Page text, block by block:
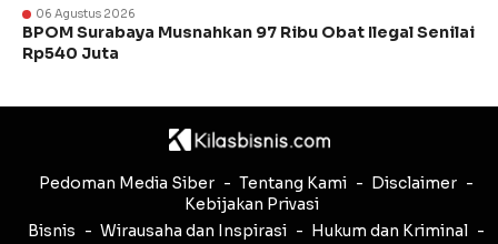
06 Agustus 2026
BPOM Surabaya Musnahkan 97 Ribu Obat Ilegal Senilai
Rp540 Juta
Pedoman Media Siber Tentang Kami
Disclaimer
Kebijakan Privasi
Bisnis
Wirausaha dan Inspirasi
Hukum dan Kriminal